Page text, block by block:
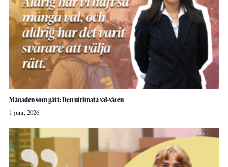
Månaden som gått: Den ultimata val-våren
1 juni, 2026